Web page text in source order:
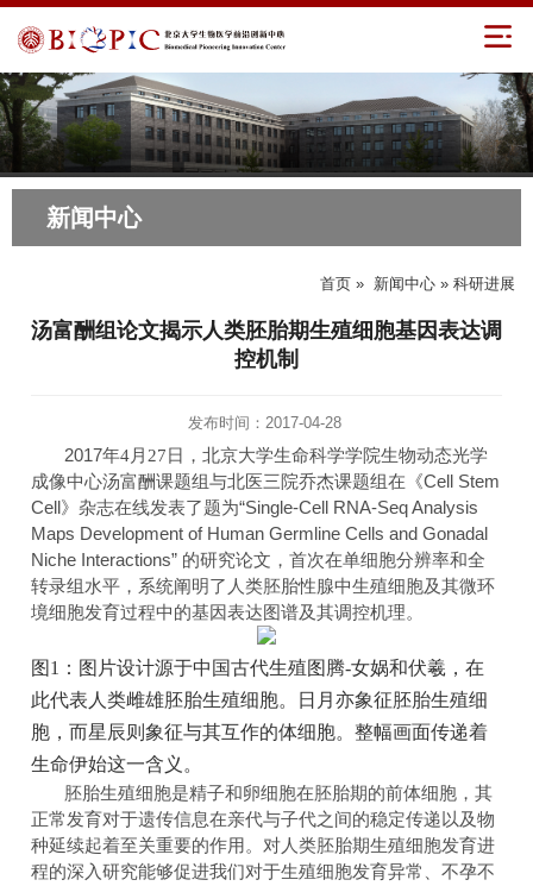
新闻中心
首页 » 新闻中心 » 科研进展
汤富酬组论文揭示人类胚胎期生殖细胞基因表达调
控机制
发布时间：2017-04-28
2017年4月 27 日，北京大学生命科学学院生物动态光学
成像中心汤富酬课题组与北医三院乔杰课题组在《Cell Stem
Cell》杂志在线发表了题为“Single-Cell RNA-Seq Analysis
Maps Development of Human Germline Cells and Gonadal
Niche Interactions” 的研究论文，首次在单细胞分辨率和全
转录组水平，系统阐明了人类胚胎性腺中生殖细胞及其微环
境细胞发育过程中的基因表达图谱及其调控机理。
图1：图片设计源于中国古代生殖图腾-女娲和伏羲，在
此代表人类雌雄胚胎生殖细胞。日月亦象征胚胎生殖细
胞，而星辰则象征与其互作的体细胞。整幅画面传递着
生命伊始这一含义。
胚胎生殖细胞是精子和卵细胞在胚胎期的前体细胞，其
正常发育对于遗传信息在亲代与子代之间的稳定传递以及物
种延续起着至关重要的作用。对人类胚胎期生殖细胞发育进
程的深入研究能够促进我们对于生殖细胞发育异常、不孕不